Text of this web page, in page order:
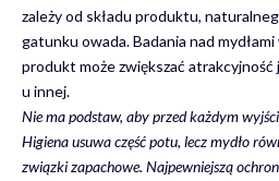
zależy od składu produktu,
gatunku owada. Badania nad
produkt może zwiększać atrakcyjność
u innej.
Nie ma podstaw, aby przed każdym
Higiena usuwa część potu, lecz mydło
związki zapachowe. Najpewniejszą